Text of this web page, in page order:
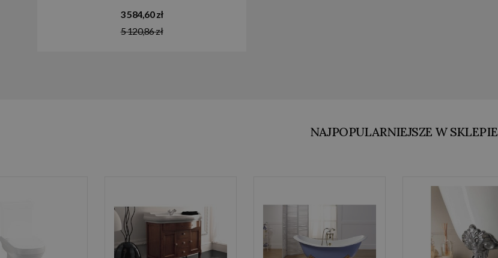
3 584,60 zł
5 120,86 zł
NAJPOPULARNIEJSZE W SKLEPIE